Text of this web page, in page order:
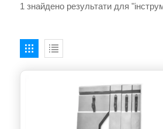
1 знайдено результати для